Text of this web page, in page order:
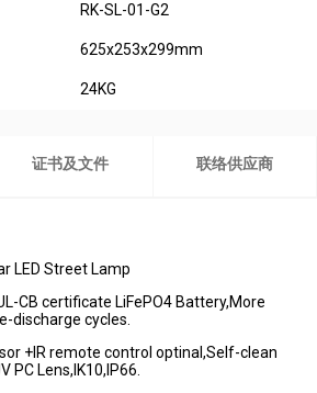
RK-SL-01-G2
625x253x299mm
24KG
证书及文件 联络供应商
LED Street Lamp
CB certificate LiFePO4 Battery,More
discharge cycles.
+IR remote control optinal,Self-clean
Lens,IK10,IP66.